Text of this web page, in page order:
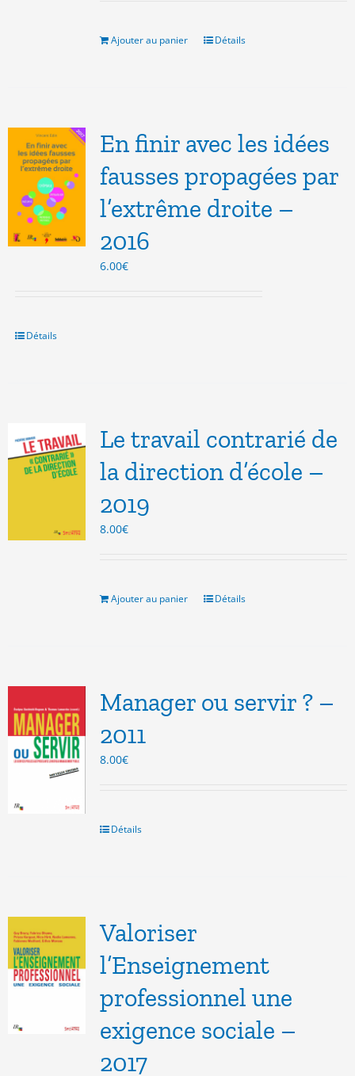
10.00€.5.00€.
Ajouter au panier Détails
En finir avec les idées
fausses propagées par
l’extrême droite –
2016
6.00€
Détails
Le travail contrarié de
la direction d’école –
2019
8.00€
Ajouter au panier Détails
Manager ou servir ? –
2011
8.00€
Détails
Valoriser
l’Enseignement
professionnel une
exigence sociale –
2017